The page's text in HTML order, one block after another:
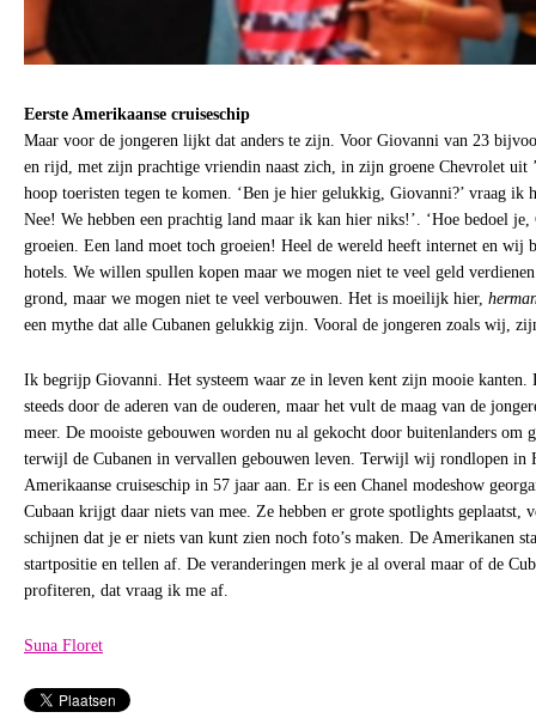
Eerste Amerikaanse cruiseschip
Maar voor de jongeren lijkt dat anders te zijn. Voor Giovanni van 23
en rijd, met zijn prachtige vriendin naast zich, in zijn groene Chevrolet uit
hoop toeristen tegen te komen. ‘Ben je hier gelukkig, Giovanni?’ vraag ik
Nee! We hebben een prachtig land maar ik kan hier niks!’. ‘Hoe bedoel je,
groeien. Een land moet toch groeien! Heel de wereld heeft internet en wij
hotels. We willen spullen kopen maar we mogen niet te veel geld
grond, maar we mogen niet te veel verbouwen. Het is moeilijk hier,
een mythe dat alle Cubanen gelukkig zijn. Vooral de jongeren zoals wij,
Ik begrijp Giovanni. Het systeem waar ze in leven kent zijn mooie kanten.
steeds door de aderen van de ouderen, maar het vult de maag van de
meer. De mooiste gebouwen worden nu al gekocht door buitenlanders om
terwijl de Cubanen in vervallen gebouwen leven. Terwijl wij rondlopen in
Amerikaanse cruiseschip in 57 jaar aan. Er is een Chanel modeshow
Cubaan krijgt daar niets van mee. Ze hebben er grote spotlights geplaatst,
schijnen dat je er niets van kunt zien noch foto’s maken. De Amerikanen
startpositie en tellen af. De veranderingen merk je al overal maar of de
profiteren, dat vraag ik me af.
Suna Floret